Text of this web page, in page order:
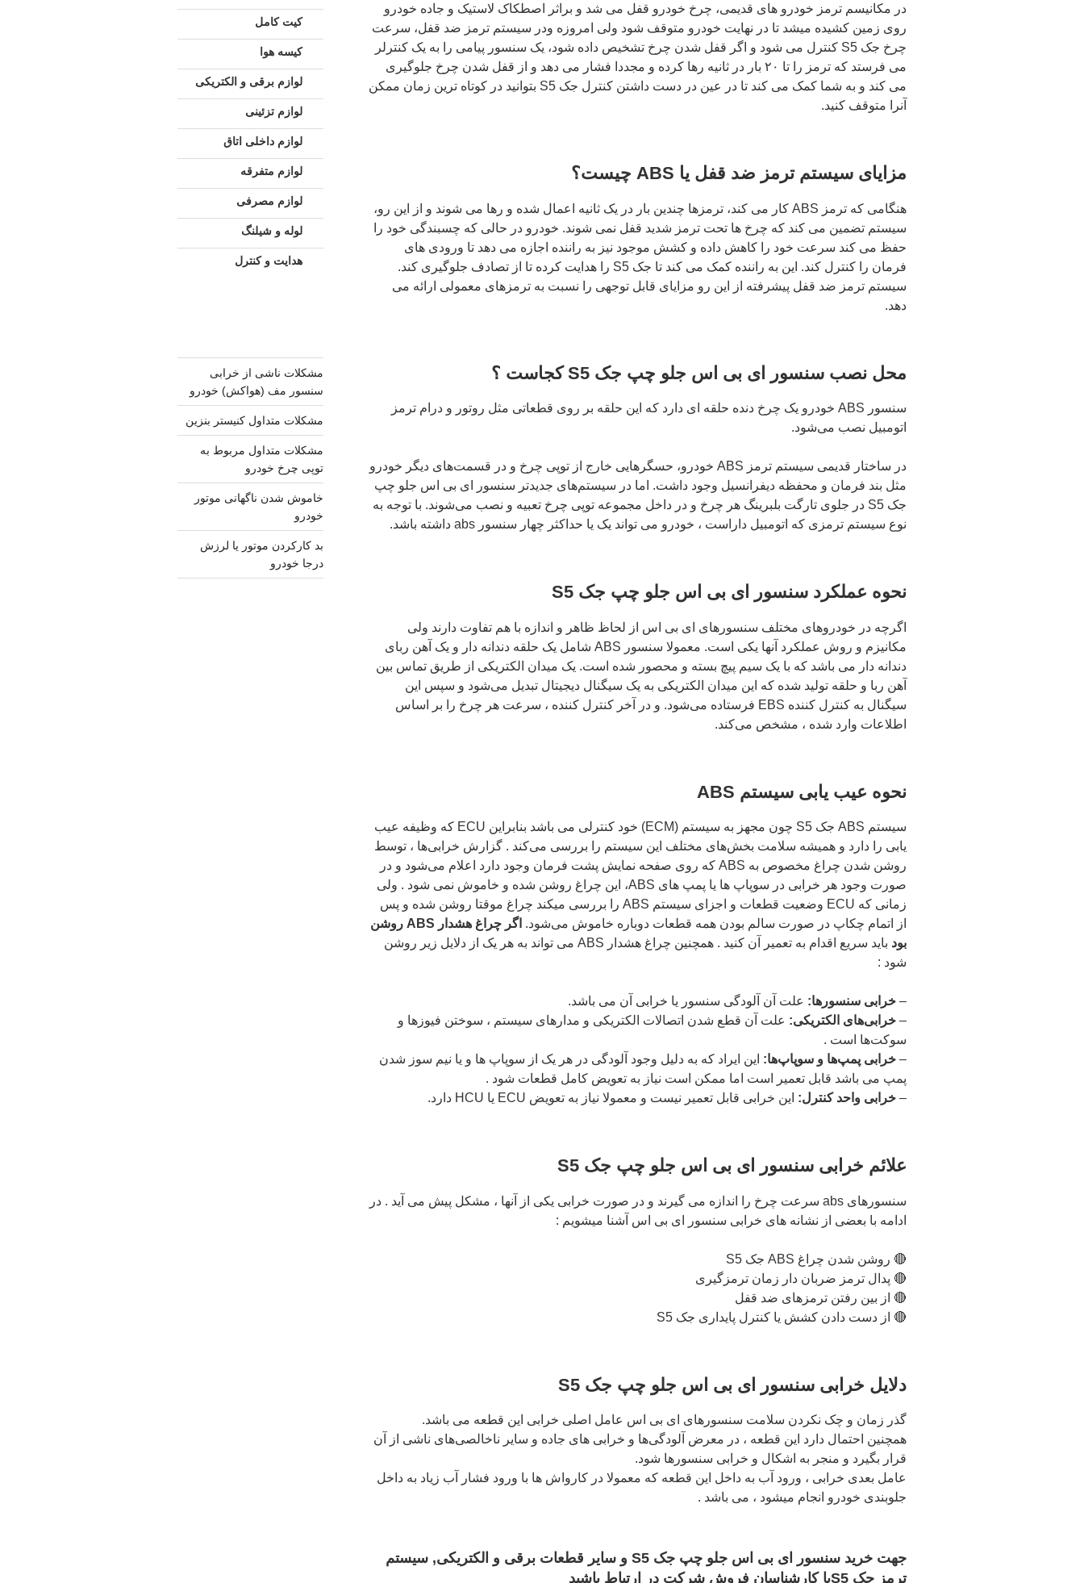
در مکانیسم ترمز خودرو های قدیمی، چرخ خودرو قفل می شد و براثر اصطکاک لاستیک و جاده خودرو
روی زمین کشیده میشد تا در نهایت خودرو متوقف شود ولی امروزه ودر سیستم ترمز ضد قفل، سرعت
چرخ جک S5 کنترل می شود و اگر قفل شدن چرخ تشخیص داده شود، یک سنسور پیامی را به یک کنترلر
می فرستد که ترمز را تا ۲۰ بار در ثانیه رها کرده و مجددا فشار می دهد و از قفل شدن چرخ جلوگیری
می کند و به شما کمک می کند تا در عین در دست داشتن کنترل جک S5 بتوانید در کوتاه ترین زمان ممکن
آنرا متوقف کنید.
مزایای سیستم ترمز ضد قفل یا ABS چیست؟
هنگامی که ترمز ABS کار می کند، ترمزها چندین بار در یک ثانیه اعمال شده و رها می شوند و از این رو،
سیستم تضمین می کند که چرخ ها تحت ترمز شدید قفل نمی شوند. خودرو در حالی که چسبندگی خود را
حفظ می کند سرعت خود را کاهش داده و کشش موجود نیز به راننده اجازه می دهد تا ورودی های
فرمان را کنترل کند. این به راننده کمک می کند تا جک S5 را هدایت کرده تا از تصادف جلوگیری کند.
سیستم ترمز ضد قفل پیشرفته از این رو مزایای قابل توجهی را نسبت به ترمزهای معمولی ارائه می
دهد.
محل نصب سنسور ای بی اس جلو چپ جک S5 کجاست ؟
سنسور ABS خودرو یک چرخ دنده حلقه ای دارد که این حلقه بر روی قطعاتی مثل روتور و درام ترمز
اتومبیل نصب می‌شود.
در ساختار قدیمی سیستم ترمز ABS خودرو، حسگرهایی خارج از توپی چرخ و در قسمت‌های دیگر خودرو
مثل بند فرمان و محفظه دیفرانسیل وجود داشت. اما در سیستم‌های جدیدتر سنسور ای بی اس جلو چپ
جک S5 در جلوی تارگت بلبرینگ هر چرخ و در داخل مجموعه توپی چرخ تعبیه و نصب می‌شوند. با توجه به
نوع سیستم ترمزی که اتومبیل داراست ، خودرو می تواند یک یا حداکثر چهار سنسور abs داشته باشد.
نحوه عملکرد سنسور ای بی اس جلو چپ جک S5
اگرچه در خودروهای مختلف سنسورهای ای بی اس از لحاظ ظاهر و اندازه با هم تفاوت دارند ولی
مکانیزم و روش عملکرد آنها یکی است. معمولا سنسور ABS شامل یک حلقه دندانه دار و یک آهن ربای
دندانه دار می باشد که با یک سیم پیچ بسته و محصور شده است. یک میدان الکتریکی از طریق تماس بین
آهن ربا و حلقه تولید شده که این میدان الکتریکی به یک سیگنال دیجیتال تبدیل می‌شود و سپس این
سیگنال به کنترل کننده EBS فرستاده می‌شود. و در آخر کنترل کننده ، سرعت هر چرخ را بر اساس
اطلاعات وارد شده ، مشخص می‌کند.
نحوه عیب یابی سیستم ABS
سیستم ABS جک S5 چون مجهز به سیستم (ECM) خود کنترلی می باشد بنابراین ECU که وظیفه عیب
یابی را دارد و همیشه سلامت بخش‌های مختلف این سیستم را بررسی می‌کند . گزارش خرابی‌ها ، توسط
روشن شدن چراغ مخصوص به ABS که روی صفحه نمایش پشت فرمان وجود دارد اعلام می‌شود و در
صورت وجود هر خرابی در سوپاپ‌ ها یا پمپ‌ های ABS، این چراغ روشن شده و خاموش نمی شود . ولی
زمانی که ECU وضعیت قطعات و اجزای سیستم ABS را بررسی میکند چراغ موقتا روشن شده و پس
از اتمام چکاپ در صورت سالم بودن همه‌ قطعات دوباره خاموش می‌شود.
اگر چراغ هشدار ABS روشن
بود
باید سریع اقدام به تعمیر آن کنید . همچنین چراغ هشدار ABS می تواند به هر یک از دلایل زیر روشن
شود :
– خرابی سنسورها: علت آن آلودگی سنسور یا خرابی آن می باشد.
– خرابی‌های الکتریکی: علت آن قطع شدن اتصالات الکتریکی و مدارهای سیستم ، سوختن فیوزها و
سوکت‌ها است .
– خرابی پمپ‌ها و سوپاپ‌ها: این ایراد که به دلیل وجود آلودگی در هر یک از سوپاپ ها و یا نیم ‌سوز شدن
پمپ می باشد قابل تعمیر است اما ممکن است نیاز به تعویض کامل قطعات شود .
– خرابی واحد کنترل: این خرابی قابل تعمیر نیست و معمولا نیاز به تعویض ECU یا HCU دارد.
علائم خرابی سنسور ای بی اس جلو چپ جک S5
سنسورهای abs سرعت چرخ را اندازه می گیرند و در صورت خرابی یکی از آنها ، مشکل پیش می آید . در
ادامه با بعضی از نشانه های خرابی سنسور ای بی اس آشنا میشویم :
🔴 روشن شدن چراغ ABS جک S5
🔴 پدال ترمز ضربان دار زمان ترمزگیری
🔴 از بین رفتن ترمزهای ضد قفل
🔴 از دست دادن کشش یا کنترل پایداری جک S5
دلایل خرابی سنسور ای بی اس جلو چپ جک S5
گذر زمان و چک نکردن سلامت سنسورهای ای بی اس عامل اصلی خرابی این قطعه می باشد.
همچنین احتمال دارد این قطعه ، در معرض آلودگی‌ها و خرابی های جاده‌ و سایر ناخالصی‌های ناشی از آن
قرار بگیرد و منجر به اشکال و خرابی سنسورها شود.
عامل بعدی خرابی ، ورود آب به داخل این قطعه که معمولا در کارواش ها با ورود فشار آب زیاد به داخل
جلوبندی خودرو انجام میشود ، می باشد .
جهت خرید سنسور ای بی اس جلو چپ جک S5 و سایر قطعات برقی و الکتریکی, سیستم
ترمز جک S5با کارشناسان فروش شرکت در ارتباط باشید
کیت کامل
کیسه هوا
لوازم برقی و الکتریکی
لوازم تزئینی
لوازم داخلی اتاق
لوازم متفرقه
لوازم مصرفی
لوله و شیلنگ
هدایت و کنترل
مشکلات ناشی از خرابی
سنسور مف (هواکش) خودرو
مشکلات متداول کنیستر بنزین
مشکلات متداول مربوط به
توپی چرخ خودرو
خاموش شدن ناگهانی موتور
خودرو
بد کارکردن موتور یا لرزش
درجا خودرو